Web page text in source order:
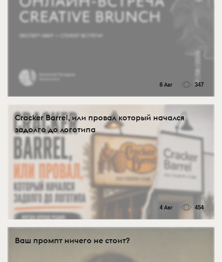
6 Авг 347
Cracker Barrel, или провал который начался
задолго до логотипа
4 Авг 454
Ваш промпт ничего не стоит?